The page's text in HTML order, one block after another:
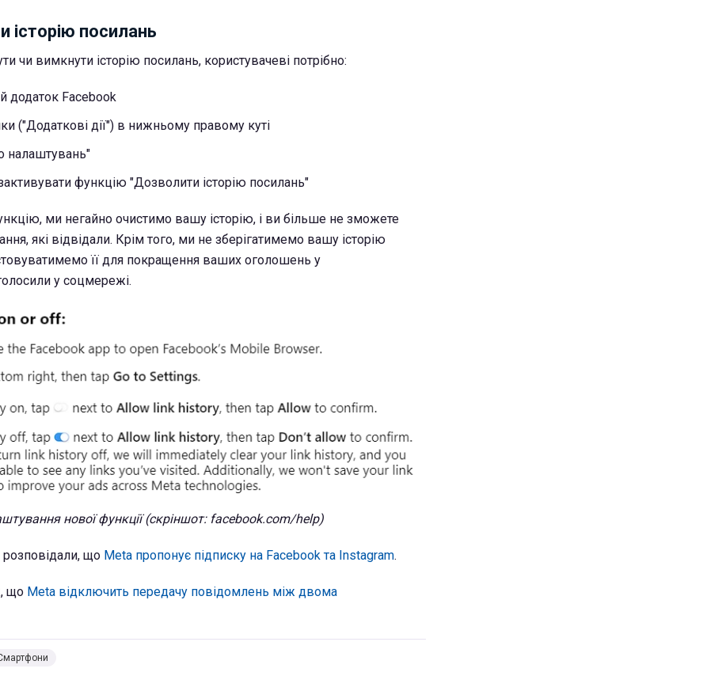
історію посилань
чи вимкнути історію посилань, користувачеві потрібно:
додаток Facebook
("Додаткові дії") в нижньому правому куті
налаштувань"
функцію "Дозволити історію посилань"
ми негайно очистимо вашу історію, і ви більше не зможете
які відвідали. Крім того, ми не зберігатимемо вашу історію
її для покращення ваших оголошень у
у соцмережі.
нової функції (скріншот: facebook.com/help)
що Meta пропонує підписку на Facebook та Instagram.
що Meta відключить передачу повідомлень між двома